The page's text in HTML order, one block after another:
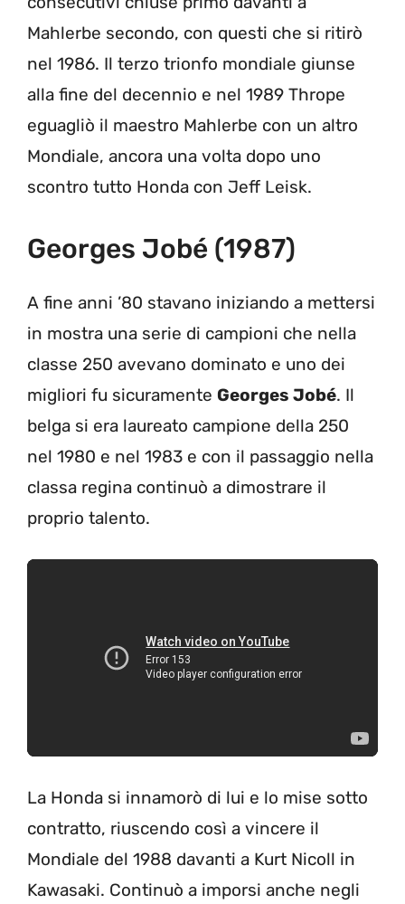
Mahlerbe secondo, con questi che si ritirò
nel 1986. Il terzo trionfo mondiale giunse
alla fine del decennio e nel 1989 Thrope
eguagliò il maestro Mahlerbe con un altro
Mondiale, ancora una volta dopo uno
scontro tutto Honda con Jeff Leisk.
Georges Jobé (1987)
A fine anni ’80 stavano iniziando a mettersi
in mostra una serie di campioni che nella
classe 250 avevano dominato e uno dei
migliori fu sicuramente Georges Jobé. Il
belga si era laureato campione della 250
nel 1980 e nel 1983 e con il passaggio nella
classa regina continuò a dimostrare il
proprio talento.
La Honda si innamorò di lui e lo mise sotto
contratto, riuscendo così a vincere il
Mondiale del 1988 davanti a Kurt Nicoll in
Kawasaki. Continuò a imporsi anche negli